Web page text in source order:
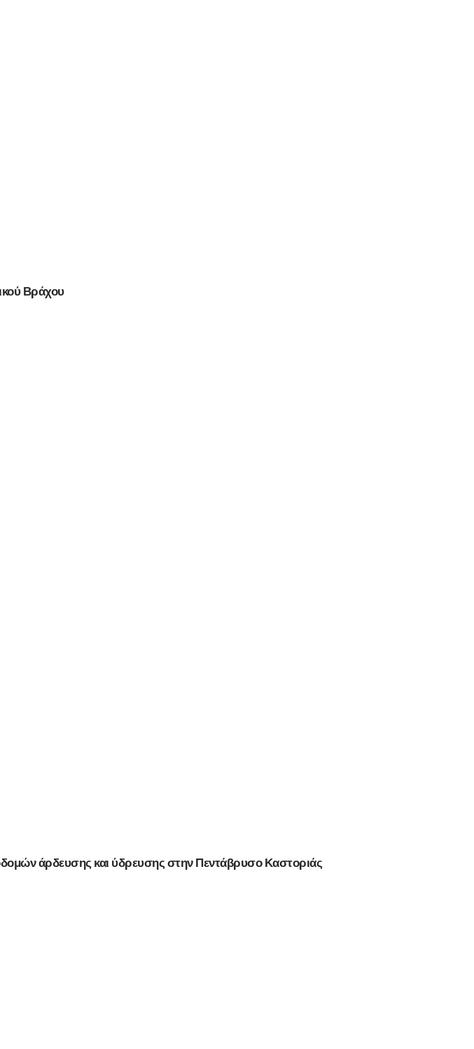
Βράχου
άρδευσης και ύδρευσης στην Πεντάβρυσο Καστοριάς